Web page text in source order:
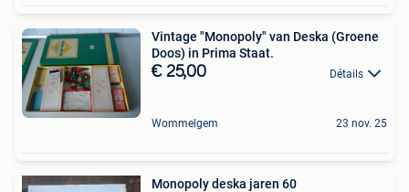
Vintage "Monopoly" van Deska (Groene
Doos) in Prima Staat.
€ 25,00 Détails
Wommelgem 23 nov. 25
Monopoly deska jaren 60